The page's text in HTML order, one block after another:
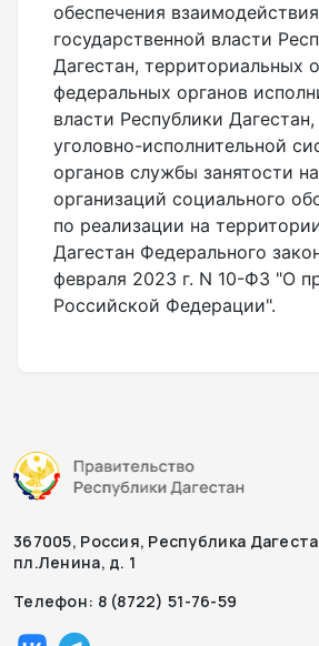
обеспечения
государственной власти
Дагестан, территориальных
федеральных органов
власти Республики
уголовно-исполнительной
органов службы занятости
организаций социального
по реализации на
Дагестан Федерального
февраля 2023 г. N 10-ФЗ "О
Российской Федерации".
367005, Россия, Республика
пл.Ленина, д. 1
Телефон: 8 (8722) 51-76-59